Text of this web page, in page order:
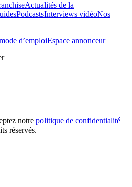
Actualités de la
PodcastsInterviews vidéoNos
d’emploiEspace annonceur
notre politique de confidentialité |
réservés.